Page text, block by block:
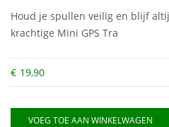
Houd je spullen veilig en blijf
krachtige Mini GPS Tra
€ 19,90
VOEG TOE AAN WINKELWAGEN